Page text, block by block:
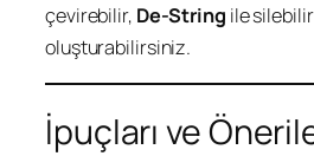
çevirebilir, De-String ile
oluşturabilirsiniz.
İpuçları ve